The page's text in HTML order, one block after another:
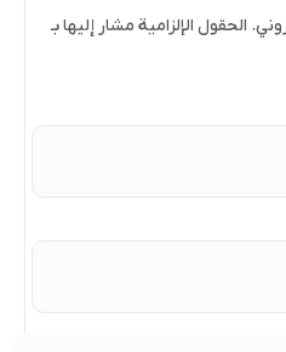
الحقول الإلزامية مشار إليها بـ